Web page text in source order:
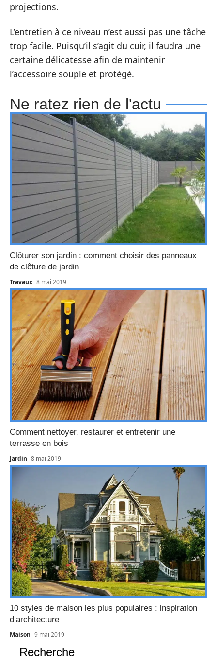
projections.
L’entretien à ce niveau n’est aussi pas une tâche
trop facile. Puisqu’il s’agit du cuir, il faudra une
certaine délicatesse afin de maintenir
l’accessoire souple et protégé.
Ne ratez rien de l'actu
Clôturer son jardin : comment choisir des panneaux
de clôture de jardin
Travaux 8 mai 2019
Comment nettoyer, restaurer et entretenir une
terrasse en bois
Jardin 8 mai 2019
10 styles de maison les plus populaires : inspiration
d’architecture
Maison 9 mai 2019
Recherche